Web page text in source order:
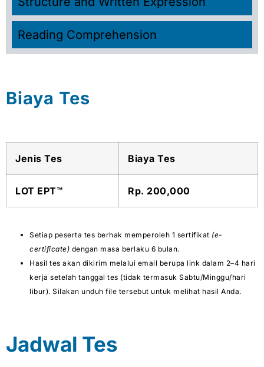
Reading Comprehension
Biaya Tes
Jenis Tes Biaya Tes
LOT EPT™ Rp. 200,000
Setiap peserta tes berhak memperoleh 1 sertifikat (e-
certificate) dengan masa berlaku 6 bulan.
Hasil tes akan dikirim melalui email berupa link dalam 2–4 hari
kerja setelah tanggal tes (tidak termasuk Sabtu/Minggu/hari
libur). Silakan unduh file tersebut untuk melihat hasil Anda.
Jadwal Tes